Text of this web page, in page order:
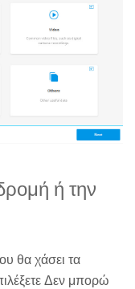
ή την
θα χάσει τα
Δεν μπορώ